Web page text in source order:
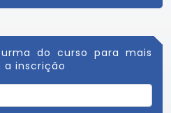
do curso para mais
a inscrição